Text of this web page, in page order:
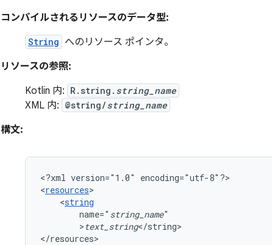
コンパイルされるリソースのデータ型:
String へのリソース ポインタ。
リソースの参照:
Kotlin 内: R.string. string_name
XML 内: @string/string_name
構文:
<?xml version="1.0"
encoding="utf-8"?>
<resources
<string
name=" string_name
>text_string</string>
</resources>